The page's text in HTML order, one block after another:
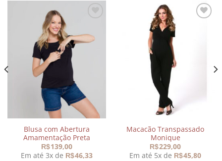
Adicionar
Blusa com Abertura
Amamentação Preta
R$139,00
Em até 3x de R$46,33
Macacão Transpassado
Monique
R$229,00
Em até 5x de R$45,80